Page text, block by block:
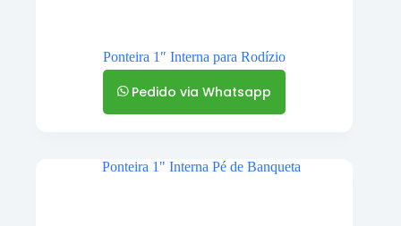
Ponteira 1″ Interna para Rodízio
Pedido via Whatsapp